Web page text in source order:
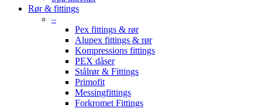
Rør & fittings
–
Pex fittings & rør
Alupex fittings & rør
Kompressions fittings
PEX dåser
Stålrør & Fittings
Primofit
Messingfittings
Forkromet Fittings